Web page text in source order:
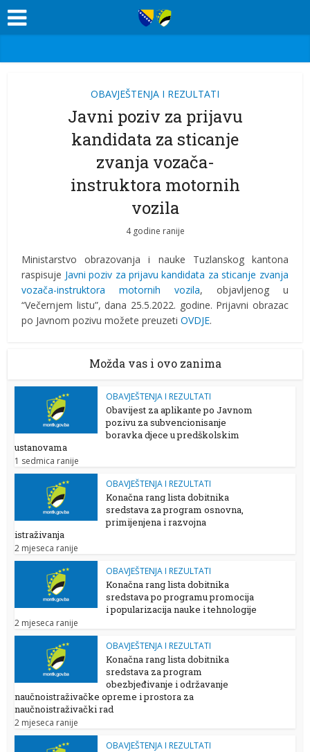
OBAVJEŠTENJA I REZULTATI
Javni poziv za prijavu
kandidata za sticanje
zvanja vozača-
instruktora motornih
vozila
4 godine ranije
Ministarstvo obrazovanja i nauke Tuzlanskog kantona
raspisuje Javni poziv za prijavu kandidata za sticanje zvanja
vozača-instruktora motornih vozila, objavljenog u
“Večernjem listu”, dana 25.5.2022. godine. Prijavni obrazac
po Javnom pozivu možete preuzetiOVDJE.
Možda vas i ovo zanima
OBAVJEŠTENJA I REZULTATI
Obavijest za aplikante po Javnom
pozivu za subvencionisanje
boravka djece u predškolskim
ustanovama
1 sedmica ranije
OBAVJEŠTENJA I REZULTATI
Konačna rang lista dobitnika
sredstava za program osnovna,
primijenjena i razvojna
istraživanja
2 mjeseca ranije
OBAVJEŠTENJA I REZULTATI
Konačna rang lista dobitnika
sredstava po programu promocija
i popularizacija nauke i tehnologije
2 mjeseca ranije
OBAVJEŠTENJA I REZULTATI
Konačna rang lista dobitnika
sredstava za program
obezbjeđivanje i održavanje
naučnoistraživačke opreme i prostora za
naučnoistraživački rad
2 mjeseca ranije
OBAVJEŠTENJA I REZULTATI